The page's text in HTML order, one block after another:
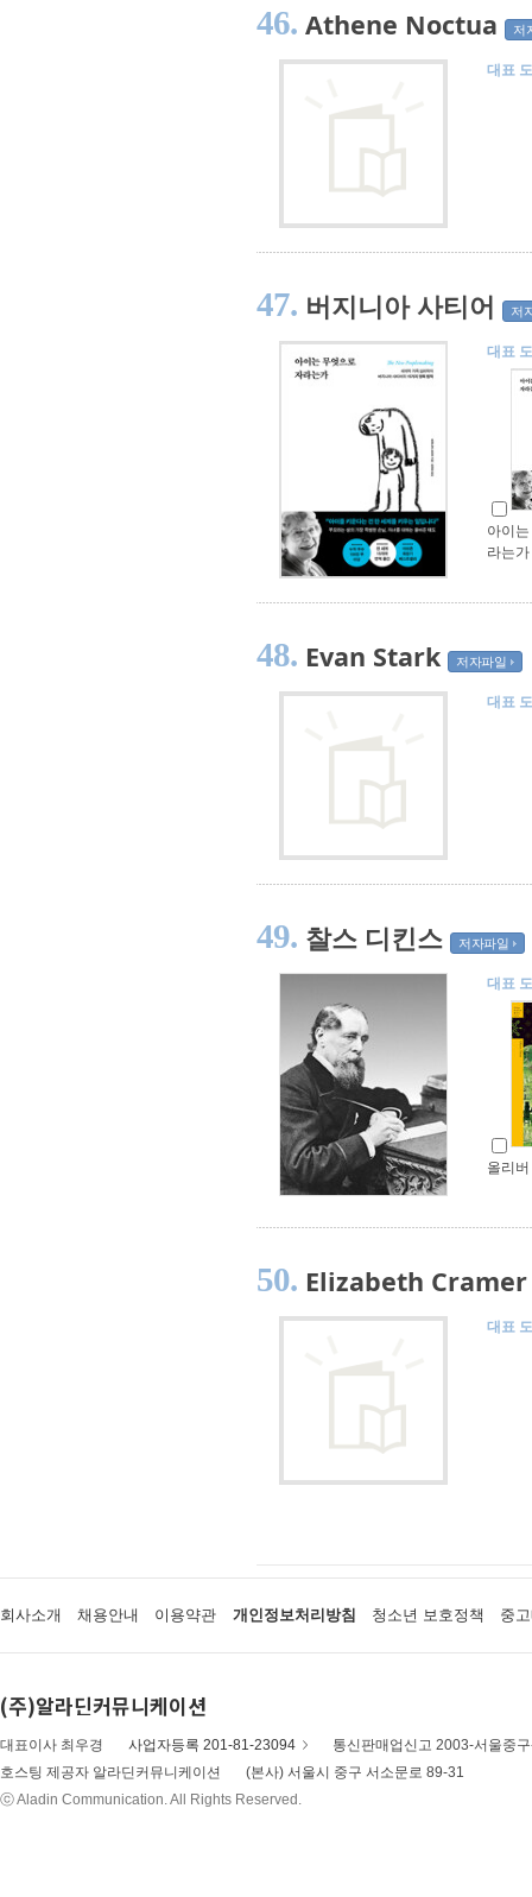
46. Athene Noctua 저
대표
47. 버지니아 사티어 저
대표
아이
라는가
48. Evan Stark 저자파일
대표
49. 찰스 디킨스 저자파일
대표
올리
50. Elizabeth Cramer
대표
회사소개 채용안내 이용약관 개인정보처리방침 청소년 보호정책 중
(주)알라딘커뮤니케이션
대표이사 최우경 사업자등록 201-81-23094
통신판매업신고 2003-서울중
호스팅 제공자 알라딘커뮤니케이션
(본사) 서울시 중구 서소문로 89-31
ⓒ Aladin Communication. All Rights Reserved.